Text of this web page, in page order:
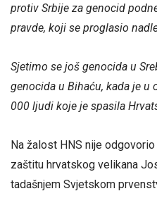
protiv Srbije za genocid
pravde, koji se proglasio
Sjetimo se još genocida u
genocida u Bihaću, kada je
000 ljudi koje je spasila
Na žalost HNS nije
zaštitu hrvatskog velikana
tadašnjem Svjetskom